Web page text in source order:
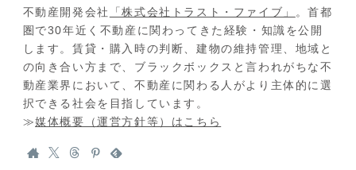
不動産開発会社 「株式会社トラスト・ファイブ」 。首都
圏で30年近く不動産に関わってきた経験・知識を公開
します。賃貸・購入時の判断、建物の維持管理、地域と
の向き合い方まで、ブラックボックスと言われがちな不
動産業界において、不動産に関わる人がより主体的に選
択できる社会を目指しています。
≫媒体概要（運営方針等）はこちら